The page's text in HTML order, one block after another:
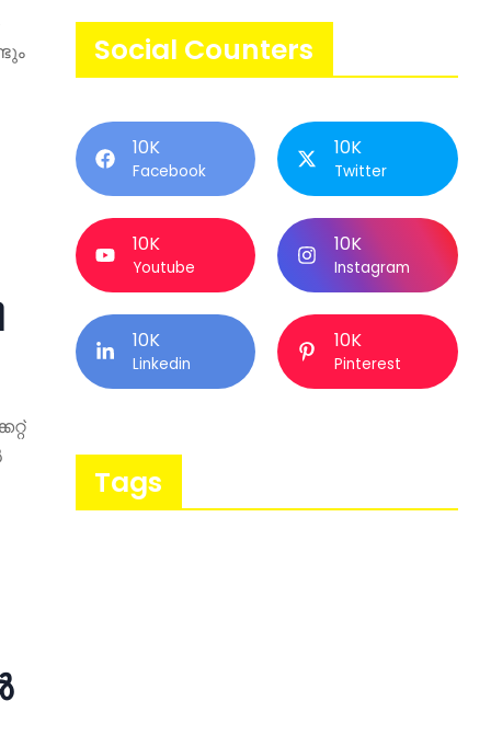
Social Counters
10K
Facebook
10K
Twitter
10K
Youtube
10K
Instagram
10K
Linkedin
10K
Pinterest
Tags